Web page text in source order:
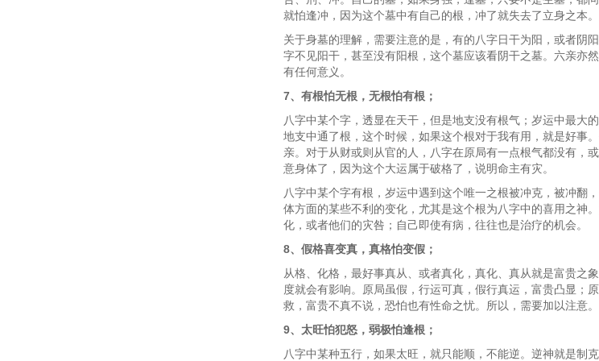
就怕逢冲，因为这个墓中有自己的根，冲了就失去了立身之本。
关于身墓的理解，需要注意的是，有的八字日干为阳，或者阴
字不见阳干，甚至没有阳根，这个墓应该看阴干之墓。六亲亦
有任何意义。
7、有根怕无根，无根怕有根；
八字中某个字，透显在天干，但是地支没有根气；岁运中最大
地支中通了根，这个时候，如果这个根对于我有用，就是好事
亲。对于从财或则从官的人，八字在原局有一点根气都没有，
意身体了，因为这个大运属于破格了，说明命主有灾。
八字中某个字有根，岁运中遇到这个唯一之根被冲克，被冲翻
体方面的某些不利的变化，尤其是这个根为八字中的喜用之神
化，或者他们的灾咎；自己即使有病，往往也是治疗的机会。
8、假格喜变真，真格怕变假；
从格、化格，最好事真从、或者真化，真化、真从就是富贵之
度就会有影响。原局虽假，行运可真，假行真运，富贵凸显；
救，富贵不真不说，恐怕也有性命之忧。所以，需要加以注意。
9、太旺怕犯怒，弱极怕逢根；
八字中某种五行，如果太旺，就只能顺，不能逆。逆神就是制